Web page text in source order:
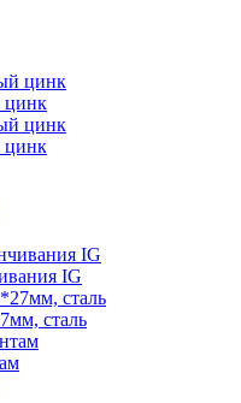
цинк
цинк
IG
сталь